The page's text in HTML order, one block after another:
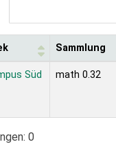
Sammlung
Süd math 0.32
0